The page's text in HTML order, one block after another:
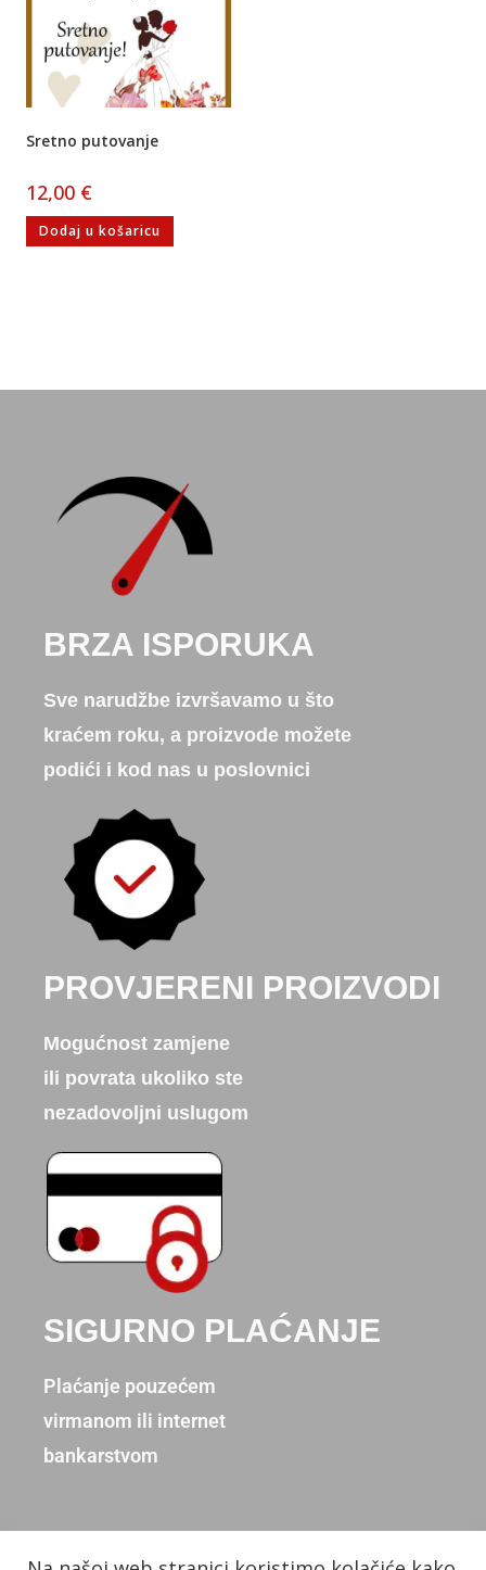
Sretno putovanje
12,00 €
Dodaj u košaricu
BRZA ISPORUKA
Sve narudžbe izvršavamo u što
kraćem roku, a proizvode možete
podići i kod nas u poslovnici
PROVJERENI PROIZVODI
Mogućnost zamjene
ili povrata ukoliko ste
nezadovoljni uslugom
SIGURNO PLAĆANJE
Plaćanje pouzećem
virmanom ili internet
bankarstvom